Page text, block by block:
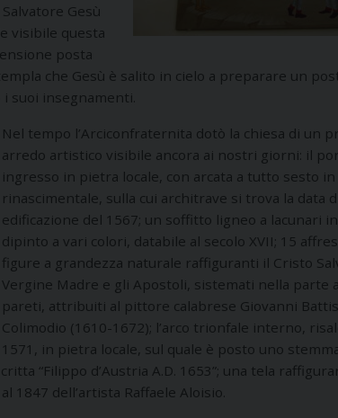
Gesù
visibile questa
posta
che Gesù è salito in cielo a preparare un
i suoi insegnamenti.
Nel tempo l’Arciconfraternita dotò la chiesa di un
arredo artistico visibile ancora ai nostri giorni: il
ingresso in pietra locale, con arcata a tutto sesto
rinascimentale, sulla cui architrave si trova la data
edificazione del 1567; un soffitto ligneo a lacunari
dipinto a vari colori, databile al secolo XVII; 15
figure a grandezza naturale raffiguranti il Cristo
Vergine Madre e gli Apostoli, sistemati nella parte
pareti, attribuiti al pittore calabrese Giovanni
Colimodio (1610-1672); l’arco trionfale interno,
1571, in pietra locale, sul quale è posto uno
“Filippo d’Austria A.D. 1653”; una tela
1847 dell’artista Raffaele Aloisio.